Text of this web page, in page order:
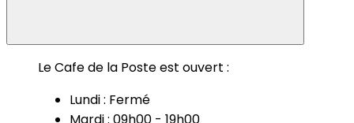
Le Cafe de la Poste est ouvert :
Lundi : Fermé
Mardi : 09h00 - 19h00